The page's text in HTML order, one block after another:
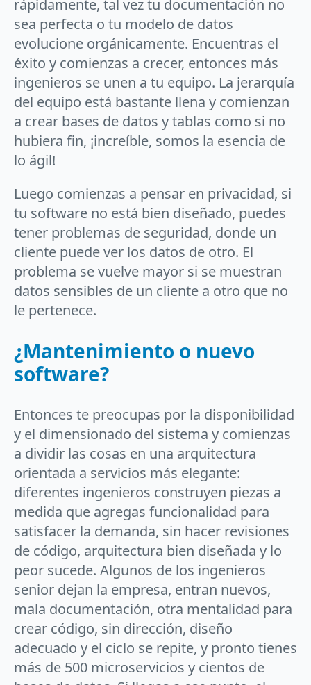
rápidamente, tal vez tu documentación no
sea perfecta o tu modelo de datos
evolucione orgánicamente. Encuentras el
éxito y comienzas a crecer, entonces más
ingenieros se unen a tu equipo. La jerarquía
del equipo está bastante llena y comienzan
a crear bases de datos y tablas como si no
hubiera fin, ¡increíble, somos la esencia de
lo ágil!
Luego comienzas a pensar en privacidad, si
tu software no está bien diseñado, puedes
tener problemas de seguridad, donde un
cliente puede ver los datos de otro. El
problema se vuelve mayor si se muestran
datos sensibles de un cliente a otro que no
le pertenece.
¿Mantenimiento o nuevo
software?
Entonces te preocupas por la disponibilidad
y el dimensionado del sistema y comienzas
a dividir las cosas en una arquitectura
orientada a servicios más elegante:
diferentes ingenieros construyen piezas a
medida que agregas funcionalidad para
satisfacer la demanda, sin hacer revisiones
de código, arquitectura bien diseñada y lo
peor sucede. Algunos de los ingenieros
senior dejan la empresa, entran nuevos,
mala documentación, otra mentalidad para
crear código, sin dirección, diseño
adecuado y el ciclo se repite, y pronto tienes
más de 500 microservicios y cientos de